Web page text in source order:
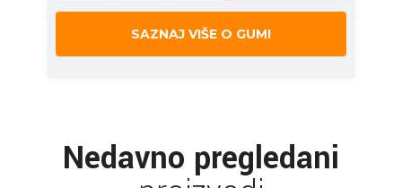
SAZNAJ VIŠE O GUMI
Nedavno pregledani